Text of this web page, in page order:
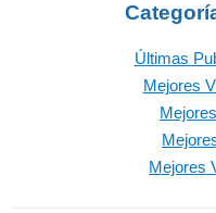
Últimas
Mejores
Mejores